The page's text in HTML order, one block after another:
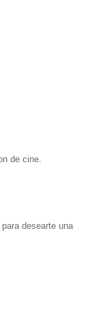
de cine.
desearte una